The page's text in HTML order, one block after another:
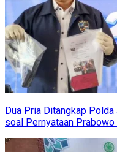
Dua Pria Ditangkap
soal Pernyataan Prabowo